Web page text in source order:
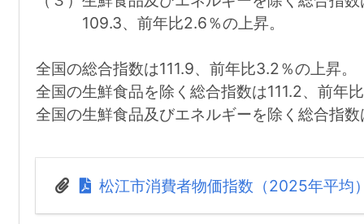
109.3、前年比2.6％の上昇。
全国の総合指数は111.9、前年比3.2％の上昇。
全国の生鮮食品を除く総合指数は111.2、前年
全国の生鮮食品及びエネルギーを除く総合指
松江市消費者物価指数（2025年平均